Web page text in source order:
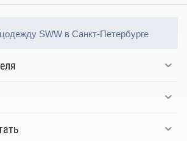
SWW в Санкт-Петербурге